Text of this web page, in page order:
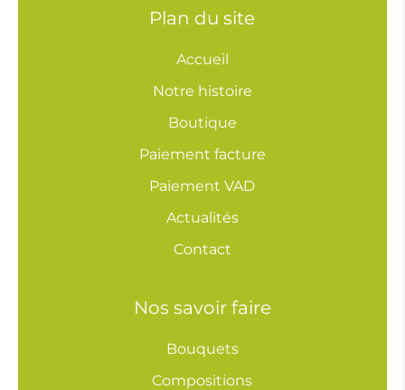
Plan du site
Accueil
Notre histoire
Boutique
Paiement facture
Paiement VAD
Actualités
Contact
Nos savoir faire
Bouquets
Compositions